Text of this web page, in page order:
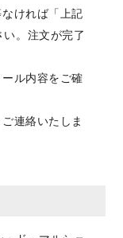
ければ「上記
。注文が完了
ル内容をご確
連絡いたしま